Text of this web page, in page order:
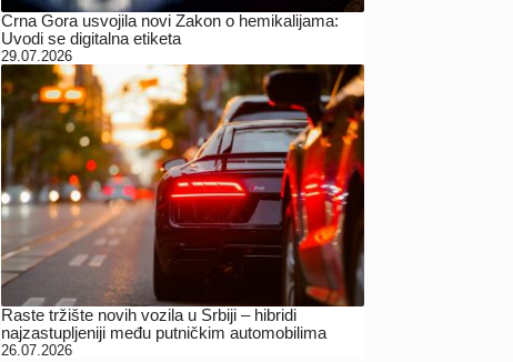
Crna Gora usvojila novi Zakon o hemikalijama:
Uvodi se digitalna etiketa
29.07.2026
Raste tržište novih vozila u Srbiji – hibridi
najzastupljeniji među putničkim automobilima
26.07.2026